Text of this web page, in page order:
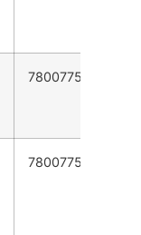
78007753553
78007753553